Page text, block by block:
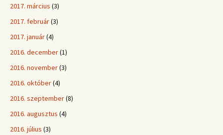
2017. március (3)
2017. február(3)
2017. január(4)
2016. december(1)
2016. november(3)
2016. október(4)
2016. szeptember(8)
2016. augusztus (4)
2016. július (3)